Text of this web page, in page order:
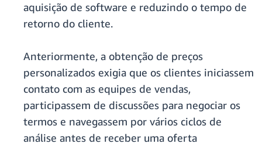
aquisição de software e reduzindo o tempo de
retorno do cliente.
Anteriormente, a obtenção de preços
personalizados exigia que os clientes iniciassem
contato com as equipes de vendas,
participassem de discussões para negociar os
termos e navegassem por vários ciclos de
análise antes de receber uma oferta